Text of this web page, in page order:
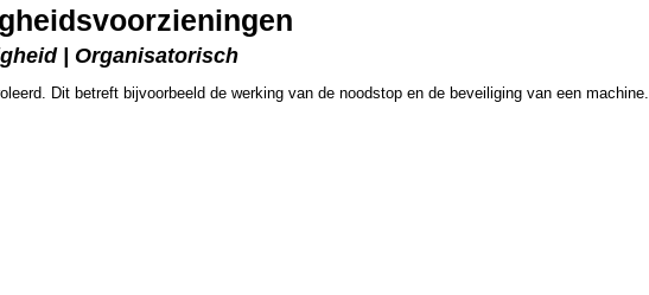
| Organisatorisch
Dit betreft bijvoorbeeld de werking van de noodstop en de beveiliging van een machine.